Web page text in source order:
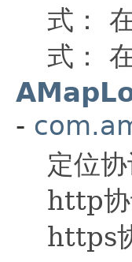
式：
式：
-
定位
http协
https